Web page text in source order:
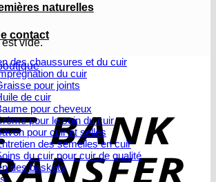
vide.
naturelles
contact
des chaussures et du cuir
du cuir
pour joints
de cuir
pour cheveux
pour le soin du cuir
pour cuir et selles
des semelles en cuir
du cuir pour cuir de qualité
des baskets